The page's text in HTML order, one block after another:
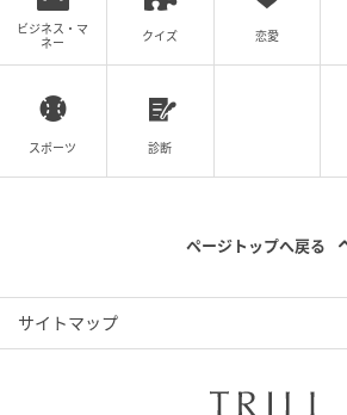
ビジネス・マ
ネー
クイズ 恋愛
スポーツ 診断
ページトップへ戻る
サイトマップ